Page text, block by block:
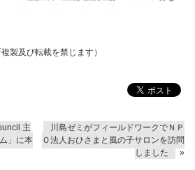
製及び転載を禁じます）
主
」に本
川島ゼミがフィールドワークでＮＰ
Ｏ法人おひさまと風の子サロンを訪問
しました
»